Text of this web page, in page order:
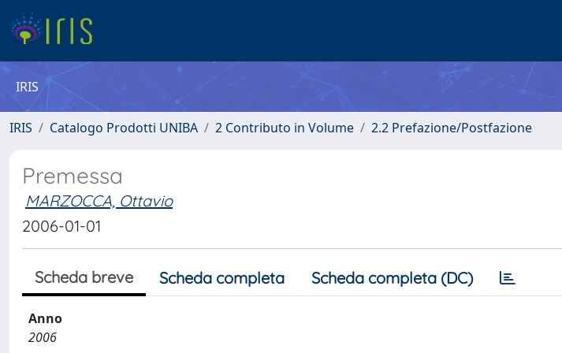
IRIS
IRIS Catalogo Prodotti UNIBA 2 Contributo in Volume 2.2 Prefazione/Postfazione
Premessa
MARZOCCA, Ottavio
2006-01-01
Scheda breve Scheda completa Scheda completa (DC)
Anno
2006